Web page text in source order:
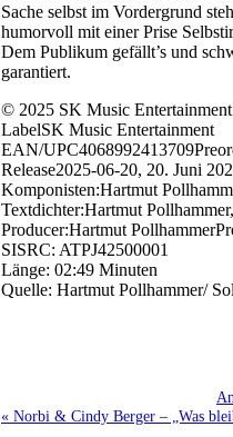
Sache selbst im Vordergrund
humorvoll mit einer Prise
Dem Publikum gefällt’s und
garantiert.
© 2025 SK Music Entertainment
LabelSK Music Entertainment
EAN/
Release2025-06-20, 20. Juni
Komponisten:Hartmut
Textdichter:Hartmut
Producer:Hartmut
SISRC: ATPJ42500001
Länge: 02:49 Minuten
Quelle: Hartmut Pollhammer/
« Norbi & Cindy Berger – „Was